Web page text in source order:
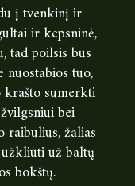
į tvenkinį ir
ir kepsninė,
tad poilsis bus
nuostabios tuo,
krašto sumerkti
bei
žalias
už baltų
bokštų.